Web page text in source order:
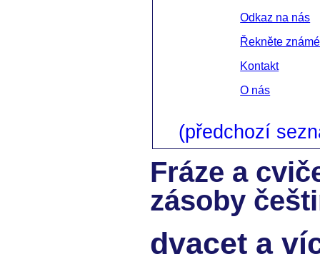
Odkaz na nás
Řekněte
Kontakt
O nás
(předchozí
Fráze a
zásoby
dvacet a